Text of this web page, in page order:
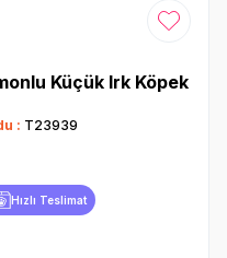
Favoriye
Küçük Irk Köpek
: T23939
Hızlı Teslimat